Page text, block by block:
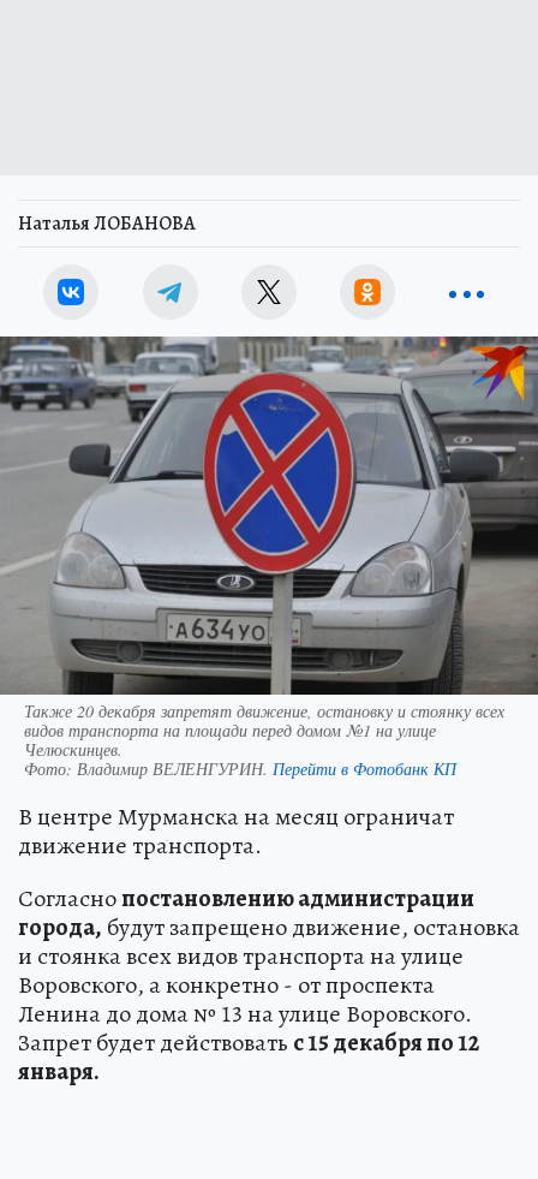
Наталья ЛОБАНОВА
Также 20 декабря запретят движение, остановку и стоянку всех
видов транспорта на площади перед домом №1 на улице
Челюскинцев.
Фото: Владимир ВЕЛЕНГУРИН. Перейти в Фотобанк КП
В центре Мурманска на месяц ограничат
движение транспорта.
Согласнопостановлению администрации
города, будут запрещено движение, остановка
и стоянка всех видов транспорта на улице
Воровского, а конкретно - от проспекта
Ленина до дома № 13 на улице Воровского.
Запрет будет действовать с 15 декабря по 12
января.